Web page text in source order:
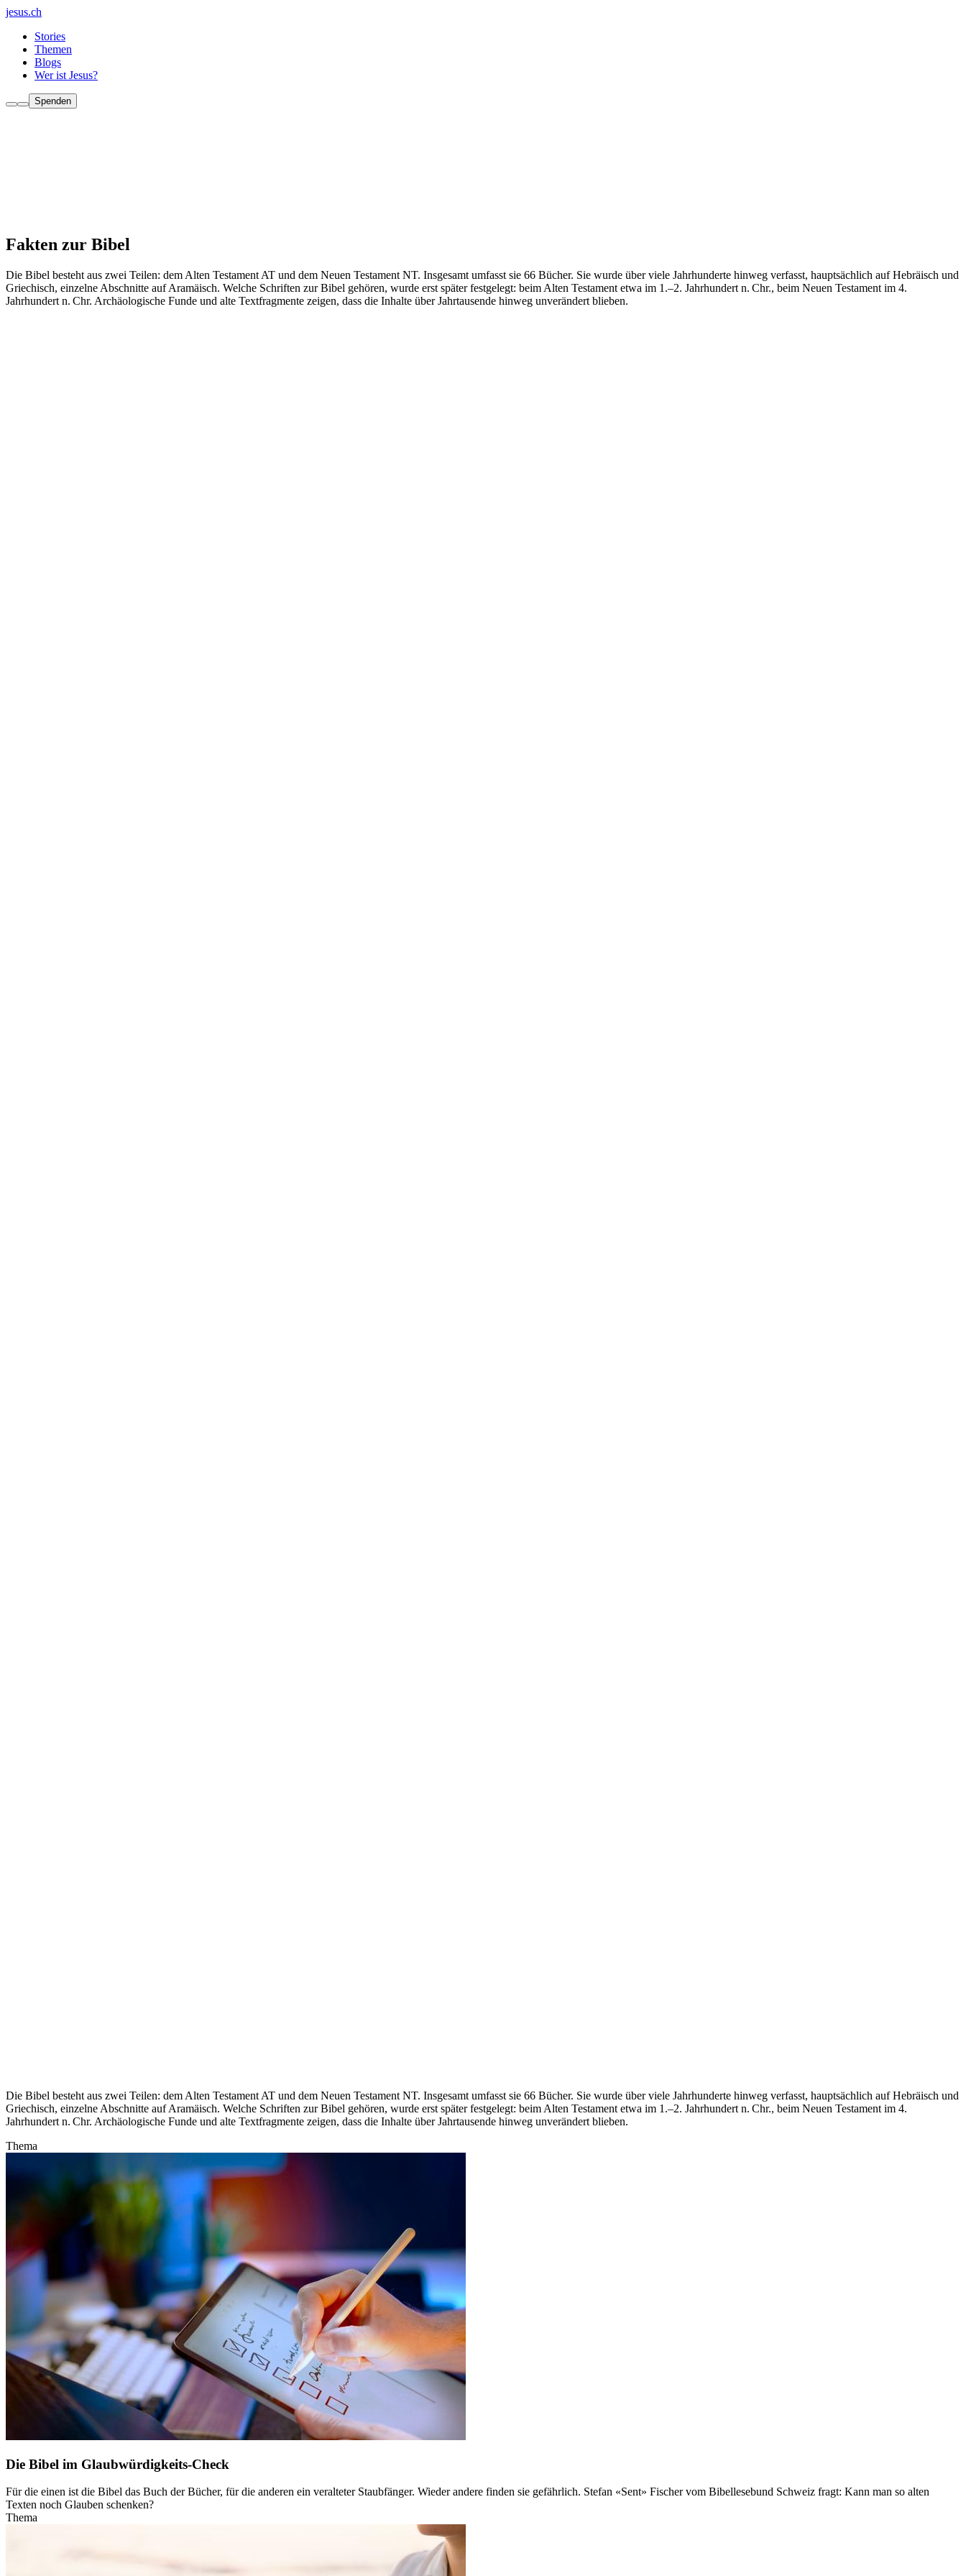
jesus.ch
Stories
Themen
Blogs
Wer ist Jesus?
Spenden
Fakten zur Bibel
Die Bibel besteht aus zwei Teilen: dem Alten Testament AT und dem Neuen Testament NT. Insgesamt umfasst sie 66 Bücher. Sie wurde über viele Jahrhunderte hinweg verfasst, hauptsächlich auf Hebräisch und
Griechisch, einzelne Abschnitte auf Aramäisch. Welche Schriften zur Bibel gehören, wurde erst später festgelegt: beim Alten Testament etwa im 1.–2. Jahrhundert n. Chr., beim Neuen Testament im 4.
Jahrhundert n. Chr. Archäologische Funde und alte Textfragmente zeigen, dass die Inhalte über Jahrtausende hinweg unverändert blieben.
Die Bibel besteht aus zwei Teilen: dem Alten Testament AT und dem Neuen Testament NT. Insgesamt umfasst sie 66 Bücher. Sie wurde über viele Jahrhunderte hinweg verfasst, hauptsächlich auf Hebräisch und
Griechisch, einzelne Abschnitte auf Aramäisch. Welche Schriften zur Bibel gehören, wurde erst später festgelegt: beim Alten Testament etwa im 1.–2. Jahrhundert n. Chr., beim Neuen Testament im 4.
Jahrhundert n. Chr. Archäologische Funde und alte Textfragmente zeigen, dass die Inhalte über Jahrtausende hinweg unverändert blieben.
Thema
Die Bibel im Glaubwürdigkeits-Check
Für die einen ist die Bibel das Buch der Bücher, für die anderen ein veralteter Staubfänger. Wieder andere finden sie gefährlich. Stefan «Sent» Fischer vom Bibellesebund Schweiz fragt: Kann man so alten
Texten noch Glauben schenken?
Thema